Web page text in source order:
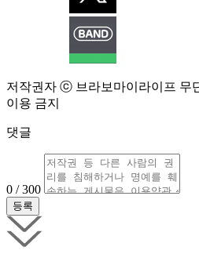
저작권자 ⓒ 브라보마이라이프 무
이용 금지
댓글
0 / 300